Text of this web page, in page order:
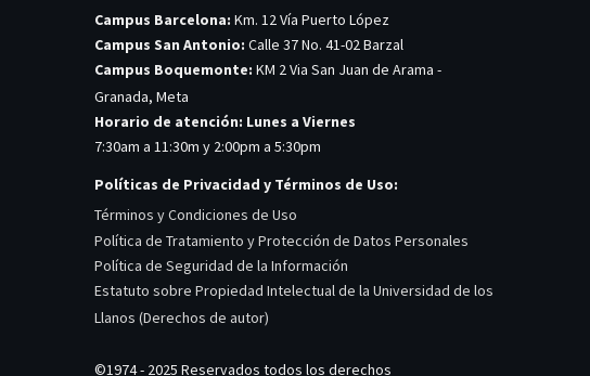
Campus Barcelona: Km. 12 Vía Puerto López
Campus San Antonio: Calle 37 No. 41-02 Barzal
Campus Boquemonte: KM 2 Via San Juan de Arama -
Granada, Meta
Horario de atención: Lunes a Viernes
7:30am a 11:30m y 2:00pm a 5:30pm
Políticas de Privacidad y Términos de Uso:
Términos y Condiciones de Uso
Política de Tratamiento y Protección de Datos Personales
Política de Seguridad de la Información
Estatuto sobre Propiedad Intelectual de la Universidad de los
Llanos (Derechos de autor)
©1974 - 2025 Reservados todos los derechos